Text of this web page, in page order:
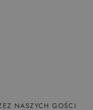
NASZYCH GOŚCI